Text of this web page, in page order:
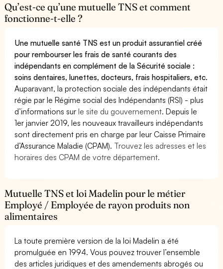
Qu’est-ce qu’une mutuelle TNS et comment
fonctionne-t-elle ?
Une mutuelle santé TNS est un produit assurantiel créé
pour rembourser les frais de santé courants des
indépendants en complément de la Sécurité sociale :
soins dentaires, lunettes, docteurs, frais hospitaliers, etc.
Auparavant, la protection sociale des indépendants était
régie par le Régime social des Indépendants (RSI) - plus
d’informations surle site du gouvernement. Depuis le
1er janvier 2019, les nouveaux travailleurs indépendants
sont directement pris en charge par leur Caisse Primaire
d’Assurance Maladie (CPAM). Trouvez les adresses et les
horaires des CPAM de votre département.
Mutuelle TNS et loi Madelin pour le métier
Employé / Employée de rayon produits non
alimentaires
La toute première version de la loi Madelin a été
promulguée en 1994. Vous pouvez trouver l’ensemble
des articles juridiques et des amendements abrogés ou